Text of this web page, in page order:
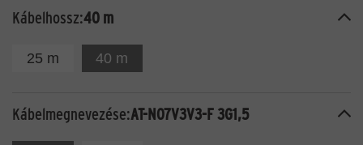
Kábelhossz:40 m
25 m 40 m
Kábelmegnevezése:AT-N07V3V3-F 3G1,5